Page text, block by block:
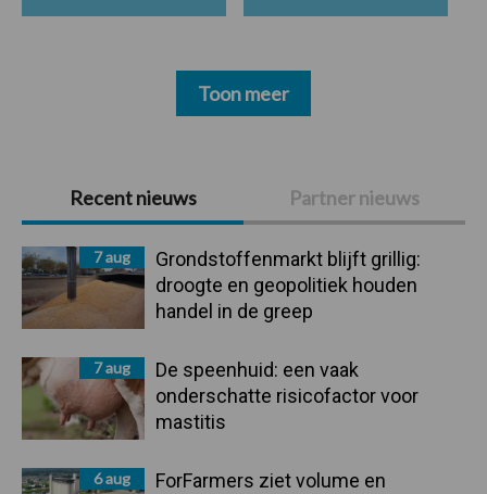
Primaire
Sidebar
Recent nieuws Partner nieuws
7 aug
Grondstoffenmarkt blijft grillig:
droogte en geopolitiek houden
handel in de greep
7 aug
De speenhuid: een vaak
onderschatte risicofactor voor
mastitis
6 aug
ForFarmers ziet volume en
Toon meer